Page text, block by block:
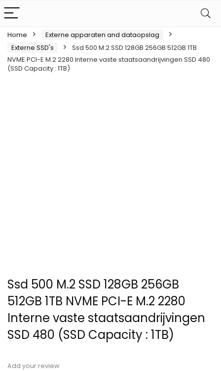
Home
Externe apparaten and dataopslag
Externe SSD's
Ssd 500 M.2 SSD 128GB 256GB 512GB 1TB
NVME PCI-E M.2 2280 Interne vaste staatsaandrijvingen SSD 480
(SSD Capacity : 1TB)
Ssd 500 M.2 SSD 128GB 256GB
512GB 1TB NVME PCI-E M.2 2280
Interne vaste staatsaandrijvingen
SSD 480 (SSD Capacity : 1TB)
Add your review